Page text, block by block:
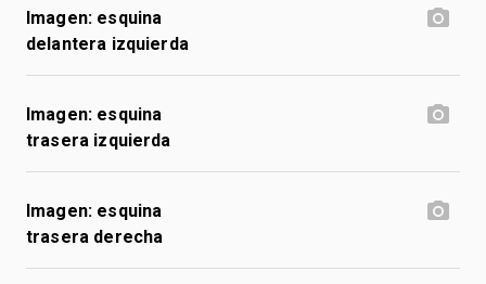
Imagen: esquina
delantera izquierda
Imagen: esquina
trasera izquierda
Imagen: esquina
trasera derecha